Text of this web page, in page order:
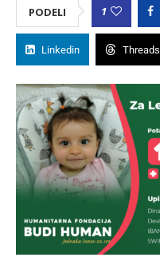
PODELI 1
Linkedin Threads